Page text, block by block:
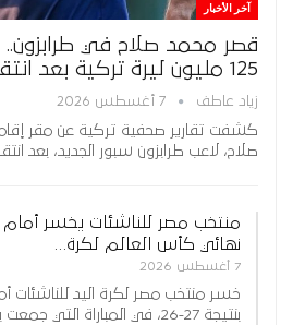
آخر الأخبار
قصر محمد صلاح في طرابزون..
125 مليون ليرة تركية بعد انتقاله إلى…
زياد عاطف 7 أغسطس 2026
كشفت تقارير صحفية تركية عن مقر
صلاح، لاعب طرابزون سبور الجديد، بعد
منتخب مصر للناشئات يخسر أمام
نهائي كأس العالم لكرة…
7 أغسطس 2026
خسر منتخب مصر لكرة اليد للناشئات
بنتيجة 27-26، في المباراة